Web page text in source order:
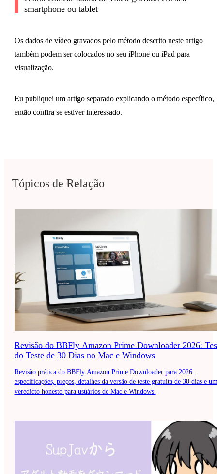
smartphone ou tablet
Os dados de vídeo gravados pelo método descrito neste artigo
também podem ser colocados no seu iPhone ou iPad para
visualização.
Eu publiquei um artigo separado explicando o método específico,
então confira se estiver interessado.
Tópicos de Relação
Revisão do BBFly Amazon Prime Downloader 2026:
do Teste de 30 Dias no Mac e Windows
Revisão prática do BBFly Amazon Prime Downloader para 2026:
especificações, preços, detalhes da versão de teste gratuita de 30 dias e um
veredicto honesto para usuários de Mac e Windows.